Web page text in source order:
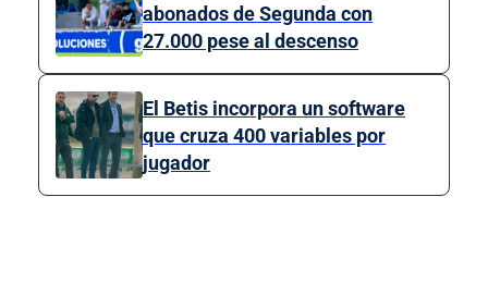
abonados de Segunda con
27.000 pese al descenso
El Betis incorpora un software
que cruza 400 variables por
jugador